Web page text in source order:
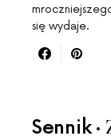
się wydaje.
Sennik